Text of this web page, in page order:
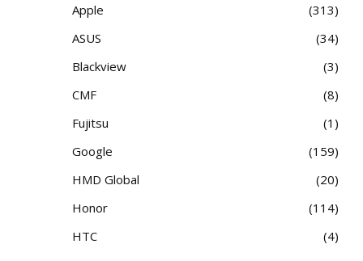
Apple
313
ASUS
34
Blackview
3
CMF
8
Fujitsu
1
Google
159
HMD Global
20
Honor
114
HTC
4